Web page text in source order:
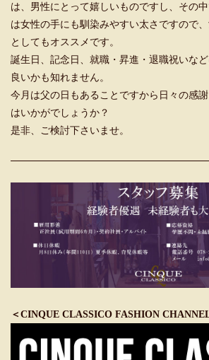
は、男性にとって嬉しいものですし、その中
は女性の手にも馴染みやすい太さですので
としてもオススメです。
誕生日、記念日、就職・昇進・退職祝いな
良いかも知れません。
今月は父の日もあることですから日々の感
はいかがでしょうか？
是非、ご検討下さいませ。
＜CINQUE CLASSICO FASHION